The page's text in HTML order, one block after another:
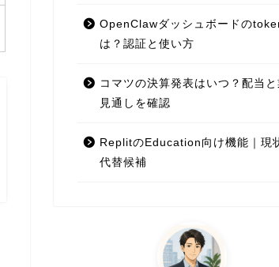
OpenClawダッシュボードの
は？認証と使い方
コマツの決算発表はいつ？配当
見通しを確認
ReplitのEducation向け機能｜現
代替候補